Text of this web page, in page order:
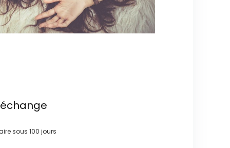
sous 100 jours